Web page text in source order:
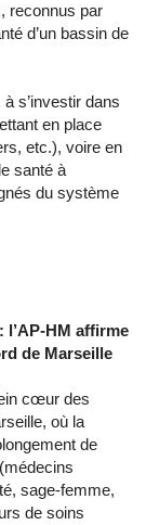
reconnus par
d’un bassin de
s’investir dans
en place
etc.), voire en
santé à
du système
l’AP-HM affirme
de Marseille
cœur des
où la
de
sage-femme,
de soins